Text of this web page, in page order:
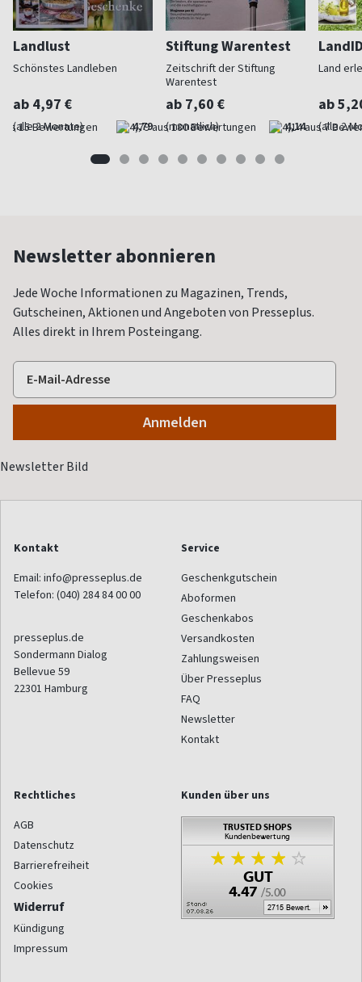
Landlust
Schönstes Landleben
ab 4,97 €
(alle 2 Monate) 4,79
Stiftung Warentest
Zeitschrift der Stiftung
Warentest
ab 7,60 €
(monatlich) 4,14
Land
ab
(alle 2
Newsletter abonnieren
Jede Woche Informationen zu Magazinen, Trends,
Gutscheinen, Aktionen und Angeboten von Presseplus.
Alles direkt in Ihrem Posteingang.
Kontakt
Email: info@presseplus.de
Telefon: (040) 284 84 00 00
presseplus.de
Sondermann Dialog
Bellevue 59
22301 Hamburg
Service
Geschenkgutschein
Aboformen
Geschenkabos
Versandkosten
Zahlungsweisen
Über Presseplus
FAQ
Newsletter
Kontakt
Rechtliches
AGB
Datenschutz
Barrierefreiheit
Cookies
Widerruf
Kündigung
Impressum
Kunden über uns